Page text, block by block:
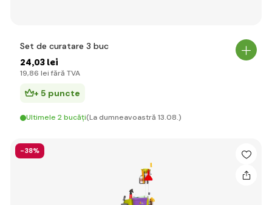
Set de curatare 3 buc
24,03 lei
19,86 lei fără TVA
+ 5 puncte
Ultimele 2 bucăți(La dumneavoastră 13.08.)
-38%